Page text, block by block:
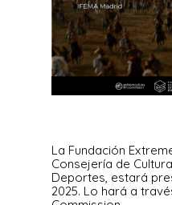
La Fundación
Consejería de
Deportes, estará
2025. Lo hará a